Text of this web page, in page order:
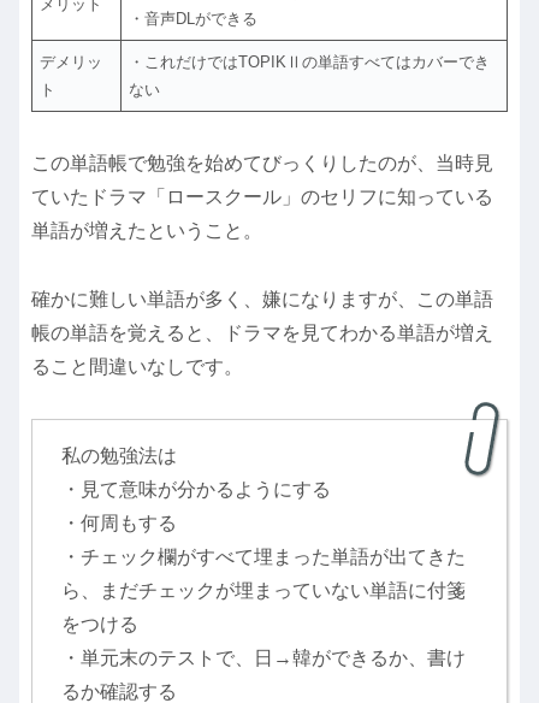
メリット
・音声DLができる
デメリッ
ト
・これだけではTOPIKⅡの単語すべてはカバーでき
ない
この単語帳で勉強を始めてびっくりしたのが、当時見
ていたドラマ「ロースクール」のセリフに知っている
単語が増えたということ。
確かに難しい単語が多く、嫌になりますが、この単語
帳の単語を覚えると、ドラマを見てわかる単語が増え
ること間違いなしです。
私の勉強法は
・見て意味が分かるようにする
・何周もする
・チェック欄がすべて埋まった単語が出てきた
ら、まだチェックが埋まっていない単語に付箋
をつける
・単元末のテストで、日→韓ができるか、書け
るか確認する